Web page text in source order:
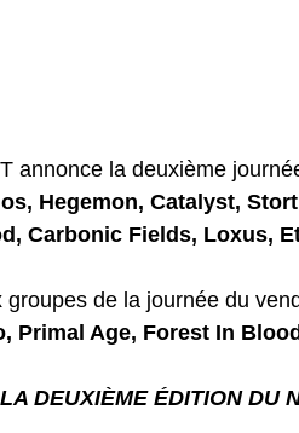
annonce la deuxième
Hegemon, Catalyst,
Carbonic Fields, Loxus,
groupes de la journée du
Primal Age, Forest In
DEUXIÈME ÉDITION DU